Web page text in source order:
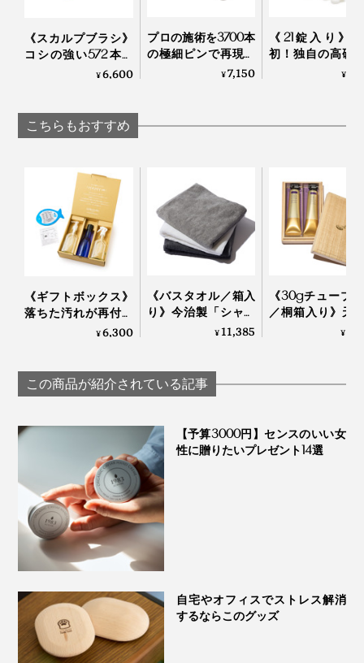
《スカルプブラシ》
コシの強い572本の
ピンが、皮脂汚れを
¥6,600
プロの施術を3700本
の極細ピンで再現す
る「トリートメント
¥7,150
《21錠入り》
初！独自の高硬
イクロカプセル
¥
こちらもおすすめ
《ギフトボックス》
落ちた汚れが再付着
しない、綿もカシミ
¥6,300
《バスタオル／箱入
り》今治製「シャト
ル織機」でゆっくり
¥11,385
《30gチューブ
／桐箱入り》天
分97.1%、フッ素
¥
この商品が紹介されている記事
【予算3000円】センスのいい女
性に贈りたいプレゼント14選
自宅やオフィスでストレス解消
するならこのグッズ